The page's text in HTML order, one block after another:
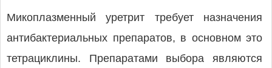
Микоплазменный уретрит требует назначения
антибактериальных препаратов, в основном это
тетрациклины. Препаратами выбора являются